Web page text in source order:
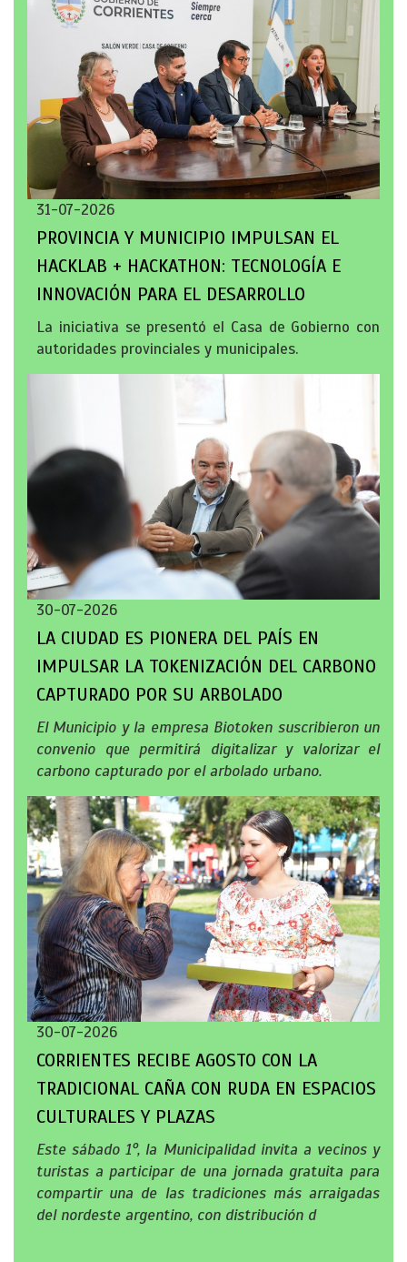
31-07-2026
PROVINCIA Y MUNICIPIO IMPULSAN EL
HACKLAB + HACKATHON: TECNOLOGÍA E
INNOVACIÓN PARA EL DESARROLLO
La iniciativa se presentó el Casa de Gobierno con
autoridades provinciales y municipales.
30-07-2026
LA CIUDAD ES PIONERA DEL PAÍS EN
IMPULSAR LA TOKENIZACIÓN DEL CARBONO
CAPTURADO POR SU ARBOLADO
El Municipio y la empresa Biotoken suscribieron un
convenio que permitirá digitalizar y valorizar el
carbono capturado por el arbolado urbano.
30-07-2026
CORRIENTES RECIBE AGOSTO CON LA
TRADICIONAL CAÑA CON RUDA EN ESPACIOS
CULTURALES Y PLAZAS
Este sábado 1°, la Municipalidad invita a vecinos y
turistas a participar de una jornada gratuita para
compartir una de las tradiciones más arraigadas
del nordeste argentino, con distribución d